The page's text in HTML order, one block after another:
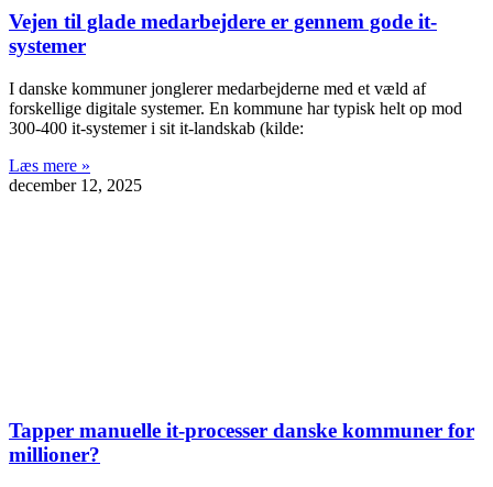
Vejen til glade medarbejdere er gennem gode it-
systemer
I danske kommuner jonglerer medarbejderne med et væld af
forskellige digitale systemer. En kommune har typisk helt op mod
300-400 it-systemer i sit it-landskab (kilde:
Læs mere »
december 12, 2025
Tapper manuelle it-processer danske kommuner for
millioner?